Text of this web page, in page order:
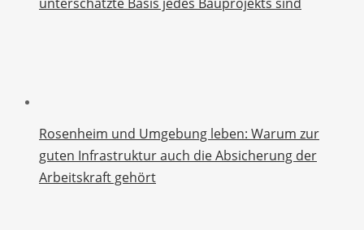
Rosenheim und Umgebung leben: Warum zur
guten Infrastruktur auch die Absicherung der
Arbeitskraft gehört